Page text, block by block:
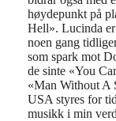
høydepunkt på
Hell». Lucinda
noen gang
som spark mot
de sinte «You
«Man Without A
USA styres for
musikk i min